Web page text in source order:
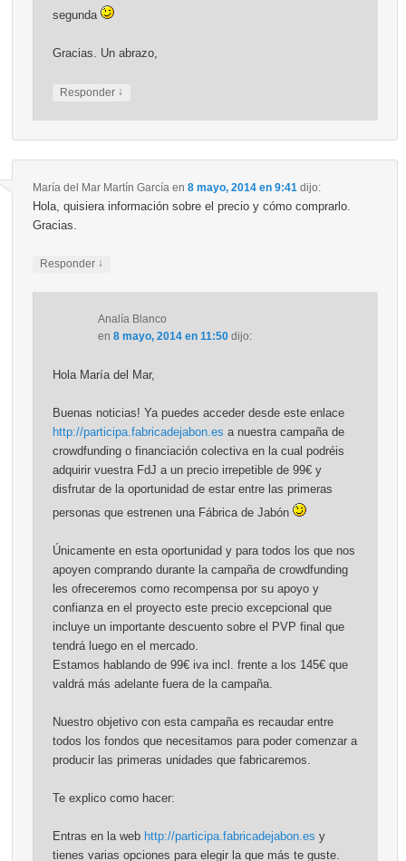
segunda
Gracias. Un abrazo,
Responder ↓
María del Mar Martín Garcíaen 8 mayo, 2014 en 9:41 dijo:
Hola, quisiera información sobre el precio y cómo comprarlo.
Gracias.
Responder ↓
Analía Blanco
en 8 mayo, 2014 en 11:50 dijo:
Hola María del Mar,
Buenas noticias! Ya puedes acceder desde este enlace
http://participa.fabricadejabon.es a nuestra campaña de
crowdfunding o financiación colectiva en la cual podréis
adquirir vuestra FdJ a un precio irrepetible de 99€ y
disfrutar de la oportunidad de estar entre las primeras
personas que estrenen una Fábrica de Jabón
Únicamente en esta oportunidad y para todos los que nos
apoyen comprando durante la campaña de crowdfunding
les ofreceremos como recompensa por su apoyo y
confianza en el proyecto este precio excepcional que
incluye un importante descuento sobre el PVP final que
tendrá luego en el mercado.
Estamos hablando de 99€ iva incl. frente a los 145€ que
valdrá más adelante fuera de la campaña.
Nuestro objetivo con esta campaña es recaudar entre
todos los fondos que necesitamos para poder comenzar a
producir las primeras unidades que fabricaremos.
Te explico como hacer:
Entras en la web http://participa.fabricadejabon.es y
tienes varias opciones para elegir la que más te guste.